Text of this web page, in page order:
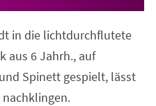
in die lichtdurchflutete
aus 6 Jahrh., auf
Spinett gespielt, lässt